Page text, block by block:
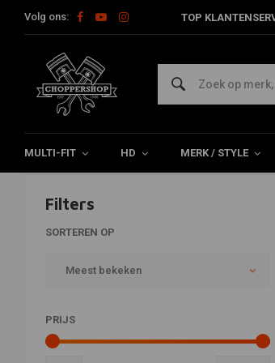
Volg ons: TOP
MULTI-FIT HD MERK / STYLE
Uitlaat
Home Merk / Style Club Style Uitlaat
Filters
SORTEREN OP
Meest bekeken
PRIJS